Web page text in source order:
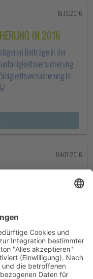
18.10.2016
IN 2016
Beiträge in der
in
04.07.2016
sich einen